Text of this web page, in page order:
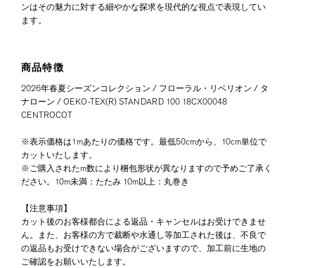
ンはその魅力に対する細やかな探求を現代的な視点で表現してい
ます。
商品特徴
2026年春夏シーズンコレクション / フローラル・リベリオン / タ
ナローン / OEKO-TEX(R) STANDARD 100 18CX00048
CENTROCOT
※表示価格は1mあたりの価格です。最低50cmから、10cm単位で
カットいたします。
※ご購入されたm数により梱包形状が異なりますので予めご了承く
ださい。10m未満：たたみ 10m以上：丸巻き
【注意事項】
カット後のお客様都合による返品・キャンセルはお受けできませ
ん。また、お客様の方で裁断や水通し等加工された後は、不良で
の返品もお受けできない場合がございますので、加工前に生地の
ご確認をお願いいたします。